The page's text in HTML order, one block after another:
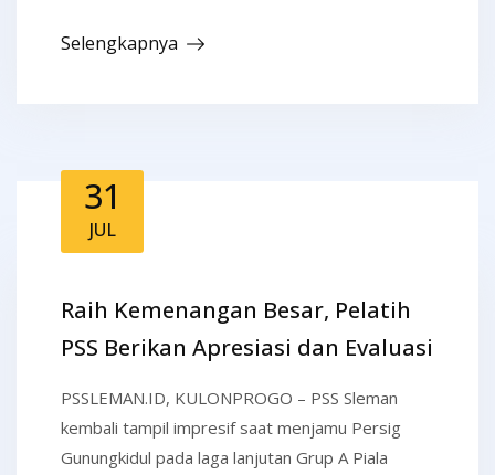
Selengkapnya
31
JUL
Raih Kemenangan Besar, Pelatih
PSS Berikan Apresiasi dan Evaluasi
PSSLEMAN.ID, KULONPROGO – PSS Sleman
kembali tampil impresif saat menjamu Persig
Gunungkidul pada laga lanjutan Grup A Piala